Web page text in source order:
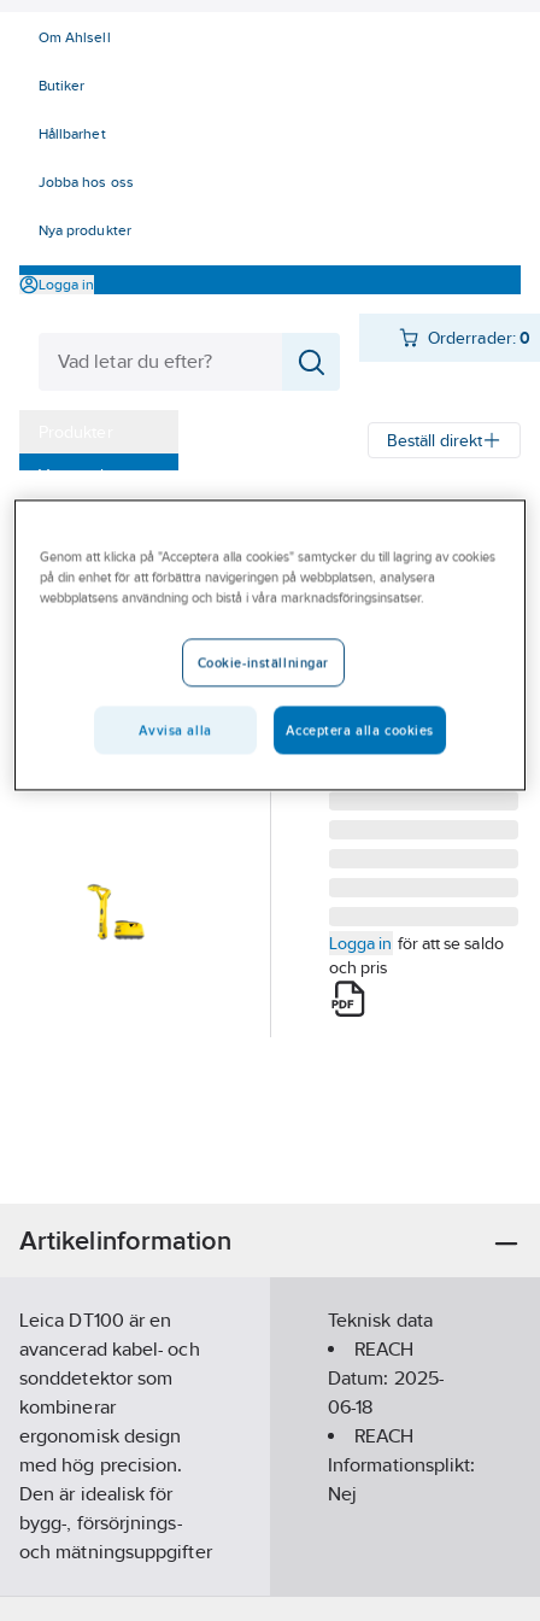
Om Ahlsell
Butiker
Hållbarhet
Jobba hos oss
Nya produkter
Logga in
Orderrader:0
Varumärken
Outlet
Branscher
Beställ direkt
LEICA
MOTTAGARE LEICA
DT100
Lev.
Logga in för att se saldo
och pris
Artikelinformation
Leica DT100 är en
avancerad kabel- och
sonddetektor som
kombinerar
ergonomisk design
med hög precision.
Den är idealisk för
bygg-, försörjnings-
och mätningsuppgifter
Teknisk data
REACH
Datum: 2025-
06-18
REACH
Informationsplikt:
Nej
Genom att klicka på "Acceptera alla cookies" samtycker du till lagring av cookies
på din enhet för att förbättra navigeringen på webbplatsen, analysera
webbplatsens användning och bistå i våra marknadsföringsinsatser.
Cookie-inställningar
Avvisa alla Acceptera alla cookies